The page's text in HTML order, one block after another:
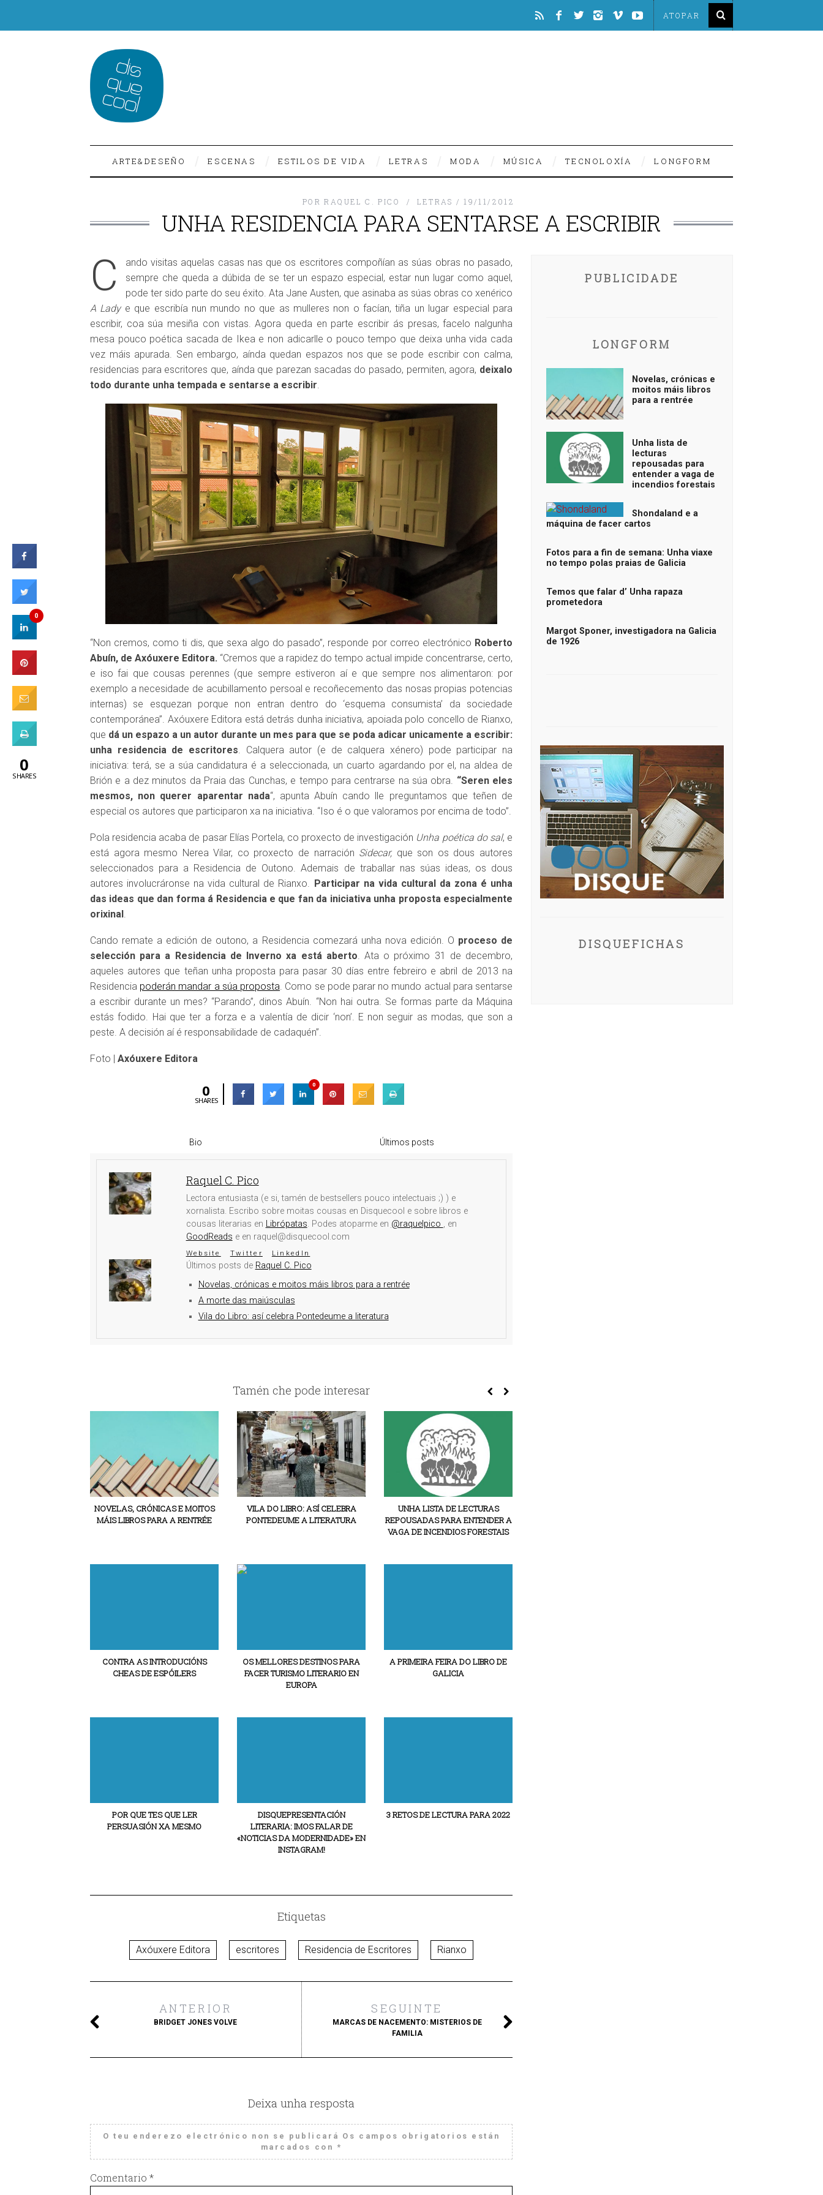
ARTE&DESEÑO ESCENAS ESTILOS DE VIDA LETRAS MODA MÚSICA TECNOLOXÍA LONGFORM
POR RAQUEL C. PICO LETRAS 19/11/2012
UNHA RESIDENCIA PARA SENTARSE A ESCRIBIR
C
ando visitas aquelas casas nas que os escritores compoñían as súas obras no pasado,
sempre che queda a dúbida de se ter un espazo especial, estar nun lugar como aquel,
pode ter sido parte do seu éxito. Ata Jane Austen, que asinaba as súas obras co xenérico
A Ladye que escribía nun mundo no que as mulleres non o facían, tiña un lugar especial para
escribir, coa súa mesiña con vistas. Agora queda en parte escribir ás presas, facelo nalgunha
mesa pouco poética sacada de Ikea e non adicarlle o pouco tempo que deixa unha vida cada
vez máis apurada. Sen embargo, aínda quedan espazos nos que se pode escribir con calma,
residencias para escritores que, aínda que parezan sacadas do pasado, permiten, agora, deixalo
todo durante unha tempada e sentarse a escribir.
“Non cremos, como ti dis, que sexa algo do pasado”, responde por correo electrónico Roberto
Abuín, de Axóuxere Editora. “Cremos que a rapidez do tempo actual impide concentrarse, certo,
e iso fai que cousas perennes (que sempre estiveron aí e que sempre nos alimentaron: por
exemplo a necesidade de acubillamento persoal e recoñecemento das nosas propias potencias
internas) se esquezan porque non entran dentro do ‘esquema consumista’ da sociedade
contemporánea”. Axóuxere Editora está detrás dunha iniciativa, apoiada polo concello de Rianxo,
que dá un espazo a un autor durante un mes para que se poda adicar unicamente a escribir:
unha residencia de escritores. Calquera autor (e de calquera xénero) pode participar na
iniciativa: terá, se a súa candidatura é a seleccionada, un cuarto agardando por el, na aldea de
Brión e a dez minutos da Praia das Cunchas, e tempo para centrarse na súa obra. “Seren eles
mesmos, non querer aparentar nada“, apunta Abuín cando lle preguntamos que teñen de
especial os autores que participaron xa na iniciativa. “Iso é o que valoramos por encima de todo”.
Pola residencia acaba de pasar Elías Portela, co proxecto de investigación Unha poética do sal, e
está agora mesmo Nerea Vilar, co proxecto de narración Sidecar, que son os dous autores
seleccionados para a Residencia de Outono. Ademais de traballar nas súas ideas, os dous
autores involucráronse na vida cultural de Rianxo. Participar na vida cultural da zona é unha
das ideas que dan forma á Residencia e que fan da iniciativa unha proposta especialmente
orixinal.
Cando remate a edición de outono, a Residencia comezará unha nova edición. O proceso de
selección para a Residencia de Inverno xa está aberto. Ata o próximo 31 de decembro,
aqueles autores que teñan unha proposta para pasar 30 días entre febreiro e abril de 2013 na
Residencia poderán mandar a súa proposta. Como se pode parar no mundo actual para sentarse
a escribir durante un mes? “Parando”, dinos Abuín. “Non hai outra. Se formas parte da Máquina
estás fodido. Hai que ter a forza e a valentía de dicir ‘non’. E non seguir as modas, que son a
peste. A decisión aí é responsabilidade de cadaquén”.
Foto | Axóuxere Editora
0
SHARES
0
Bio Últimos posts
Raquel C. Pico
Lectora entusiasta (e si, tamén de bestsellers pouco intelectuais ;) ) e
xornalista. Escribo sobre moitas cousas en Disquecool e sobre libros e
cousas literarias en Librópatas. Podes atoparme en @raquelpico , en
GoodReads e en raquel@disquecool.com
Website Twitter LinkedIn
Últimos posts de Raquel C. Pico
Novelas, crónicas e moitos máis libros para a rentrée
A morte das maiúsculas
Vila do Libro: así celebra Pontedeume a literatura
Tamén che pode interesar
NOVELAS, CRÓNICAS E MOITOS
MÁIS LIBROS PARA A RENTRÉE
VILA DO LIBRO: ASÍ CELEBRA
PONTEDEUME A LITERATURA
UNHA LISTA DE LECTURAS
REPOUSADAS PARA ENTENDER A
VAGA DE INCENDIOS FORESTAIS
CONTRA AS INTRODUCIÓNS
CHEAS DE ESPÓILERS
OS MELLORES DESTINOS PARA
FACER TURISMO LITERARIO EN
EUROPA
A PRIMEIRA FEIRA DO LIBRO DE
GALICIA
POR QUE TES QUE LER
PERSUASIÓN XA MESMO
DISQUEPRESENTACIÓN
LITERARIA: IMOS FALAR DE
«NOTICIAS DA MODERNIDADE» EN
INSTAGRAM!
3 RETOS DE LECTURA PARA 2022
Etiquetas
Axóuxere Editora escritores Residencia de Escritores Rianxo
ANTERIOR
BRIDGET JONES VOLVE
SEGUINTE
MARCAS DE NACEMENTO: MISTERIOS DE
FAMILIA
Deixa unha resposta
O teu enderezo electrónico non se publicará Os campos obrigatorios están
marcados con *
Comentario *
PUBLICIDADE
LONGFORM
Novelas, crónicas e
moitos máis libros
para a rentrée
Unha lista de
lecturas
repousadas para
entender a vaga de
incendios forestais
Shondaland e a
máquina de facer cartos
Fotos para a fin de semana: Unha viaxe
no tempo polas praias de Galicia
Temos que falar d’ Unha rapaza
prometedora
Margot Sponer, investigadora na Galicia
de 1926
DISQUEFICHAS
0
0
SHARES